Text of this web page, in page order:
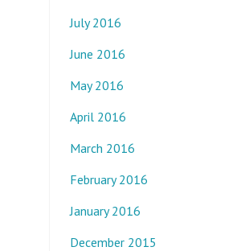
July 2016
June 2016
May 2016
April 2016
March 2016
February 2016
January 2016
December 2015